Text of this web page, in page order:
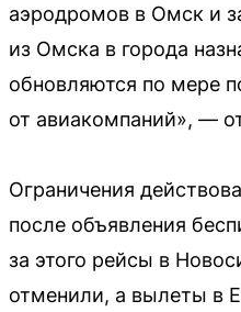
аэродромов в Омск и
из Омска в города
обновляются по мере
от авиакомпаний», —
Ограничения
после объявления
за этого рейсы в
отменили, а вылеты в